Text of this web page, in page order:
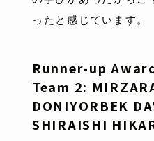
ったと感じています。
Runner-up
Team 2:
DONIYORBEK
SHIRAISHI